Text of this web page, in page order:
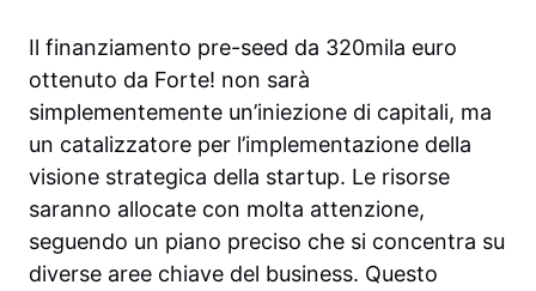
Il finanziamento pre-seed da 320mila euro
ottenuto da Forte! non sarà
simplementemente un’iniezione di capitali, ma
un catalizzatore per l’implementazione della
visione strategica della startup. Le risorse
saranno allocate con molta attenzione,
seguendo un piano preciso che si concentra su
diverse aree chiave del business. Questo